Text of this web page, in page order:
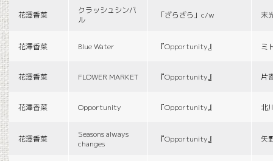
花澤香菜
クラッシュシンバ
ル
「ざらざら」c/w 末
花澤香菜 Blue Water 『Opportunity』 ミ
花澤香菜 FLOWER MARKET 『Opportunity』 片
花澤香菜 Opportunity 『Opportunity』 北
花澤香菜
Seasons always
changes
『Opportunity』 矢